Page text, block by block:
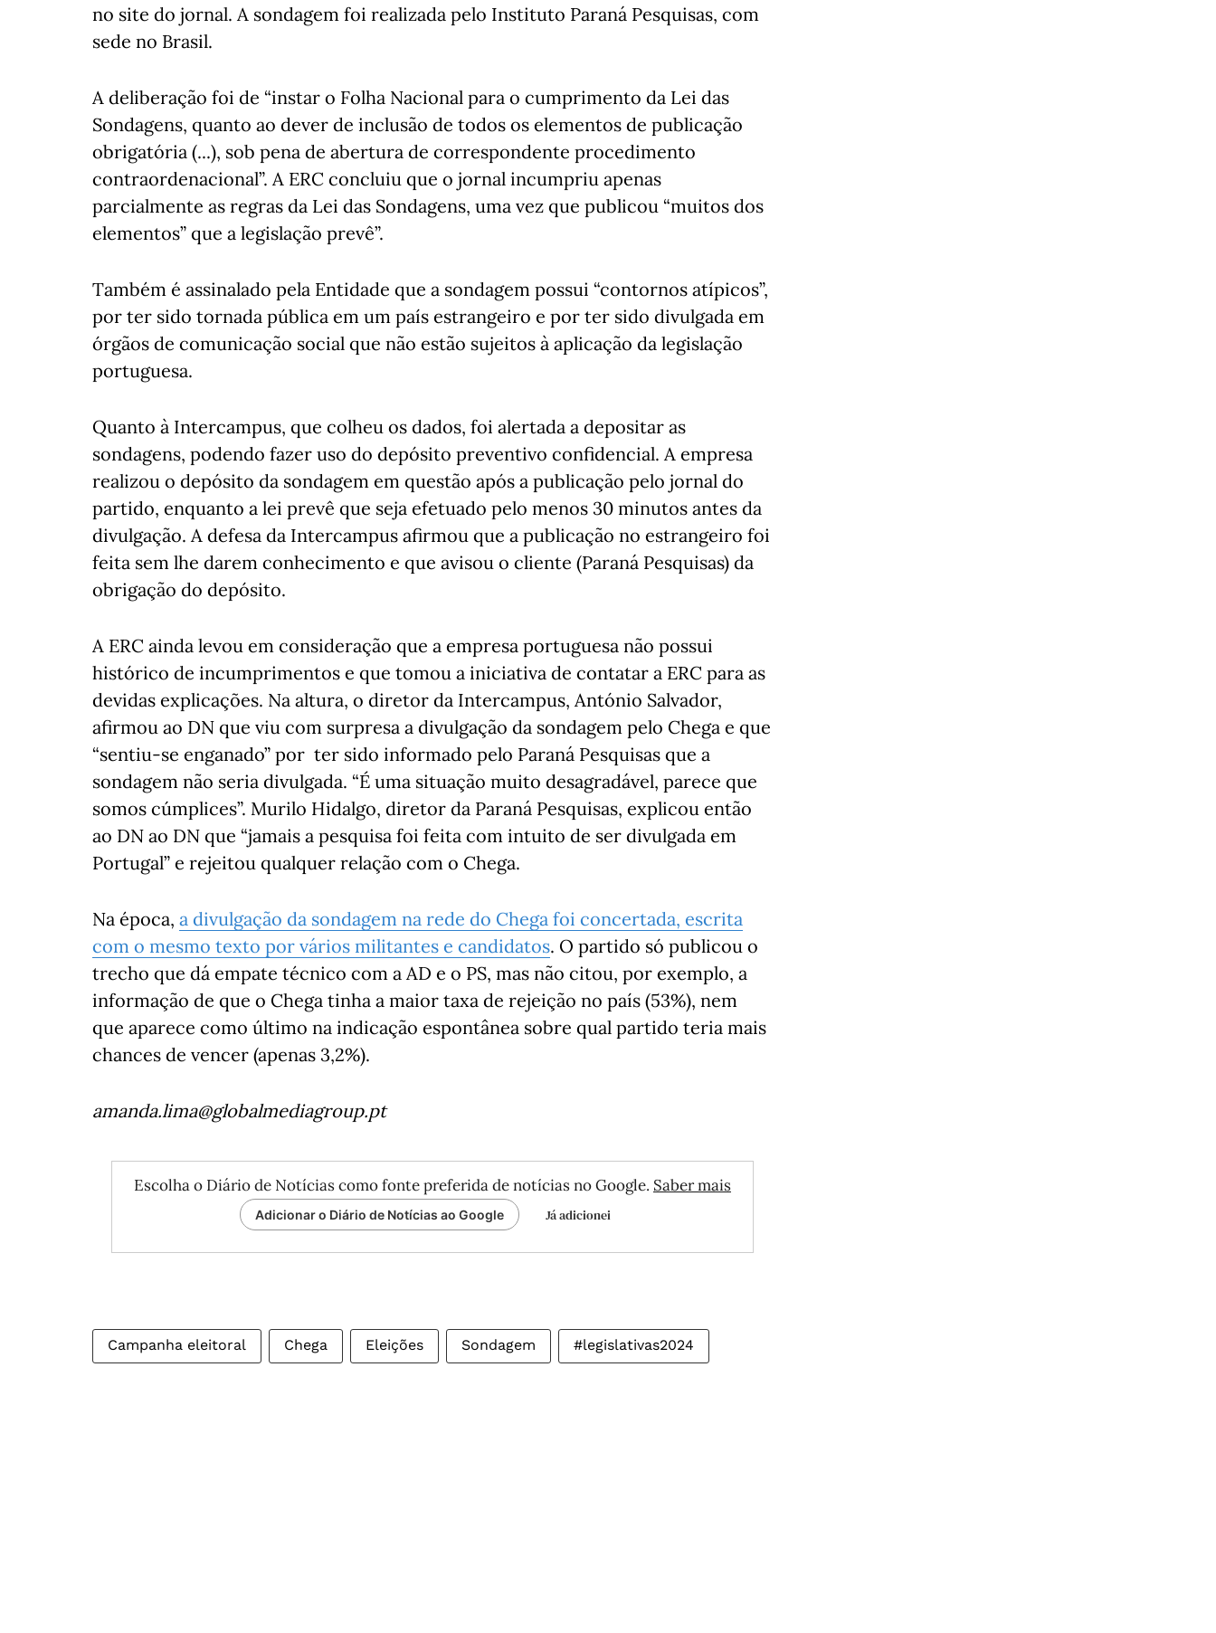
no site do jornal. A sondagem foi realizada pelo Instituto Paraná Pesquisas, com
sede no Brasil.
A deliberação foi de “instar o Folha Nacional para o cumprimento da Lei das
Sondagens, quanto ao dever de inclusão de todos os elementos de publicação
obrigatória (...), sob pena de abertura de correspondente procedimento
contraordenacional”. A ERC concluiu que o jornal incumpriu apenas
parcialmente as regras da Lei das Sondagens, uma vez que publicou “muitos dos
elementos” que a legislação prevê”.
Também é assinalado pela Entidade que a sondagem possui “contornos atípicos”,
por ter sido tornada pública em um país estrangeiro e por ter sido divulgada em
órgãos de comunicação social que não estão sujeitos à aplicação da legislação
portuguesa.
Quanto à Intercampus, que colheu os dados, foi alertada a depositar as
sondagens, podendo fazer uso do depósito preventivo confidencial. A empresa
realizou o depósito da sondagem em questão após a publicação pelo jornal do
partido, enquanto a lei prevê que seja efetuado pelo menos 30 minutos antes da
divulgação. A defesa da Intercampus afirmou que a publicação no estrangeiro foi
feita sem lhe darem conhecimento e que avisou o cliente (Paraná Pesquisas) da
obrigação do depósito.
A ERC ainda levou em consideração que a empresa portuguesa não possui
histórico de incumprimentos e que tomou a iniciativa de contatar a ERC para as
devidas explicações. Na altura, o diretor da Intercampus, António Salvador,
afirmou ao DN que viu com surpresa a divulgação da sondagem pelo Chega e que
“sentiu-se enganado” por ter sido informado pelo Paraná Pesquisas que a
sondagem não seria divulgada. “É uma situação muito desagradável, parece que
somos cúmplices”. Murilo Hidalgo, diretor da Paraná Pesquisas, explicou então
ao DN ao DN que “jamais a pesquisa foi feita com intuito de ser divulgada em
Portugal” e rejeitou qualquer relação com o Chega.
Na época, a divulgação da sondagem na rede do Chega foi concertada, escrita
com o mesmo texto por vários militantes e candidatos. O partido só publicou o
trecho que dá empate técnico com a AD e o PS, mas não citou, por exemplo, a
informação de que o Chega tinha a maior taxa de rejeição no país (53%), nem
que aparece como último na indicação espontânea sobre qual partido teria mais
chances de vencer (apenas 3,2%).
amanda.lima@globalmediagroup.pt
Escolha o Diário de Notícias como fonte preferida de notícias no Google. Saber mais
Adicionar o Diário de Notícias ao Google Já adicionei
Campanha eleitoral Chega Eleições Sondagem #legislativas2024